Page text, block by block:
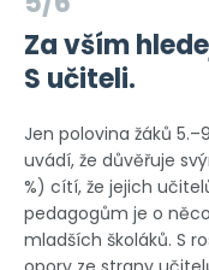
Za vším
S učiteli.
Jen polovina žáků
uvádí, že důvěřuje
%) cítí, že jejich
pedagogům je o
mladších školáků. S